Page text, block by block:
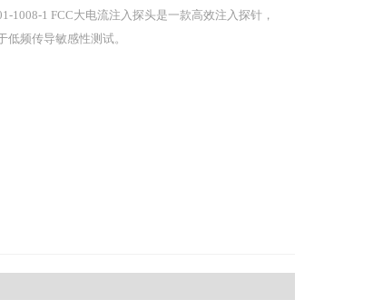
1008-1 FCC大电流注入探头是一款高效注入探针，
低频传导敏感性测试。